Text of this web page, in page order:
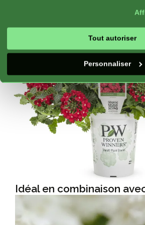
Tout autoriser
Personnaliser
Idéal en combinaison